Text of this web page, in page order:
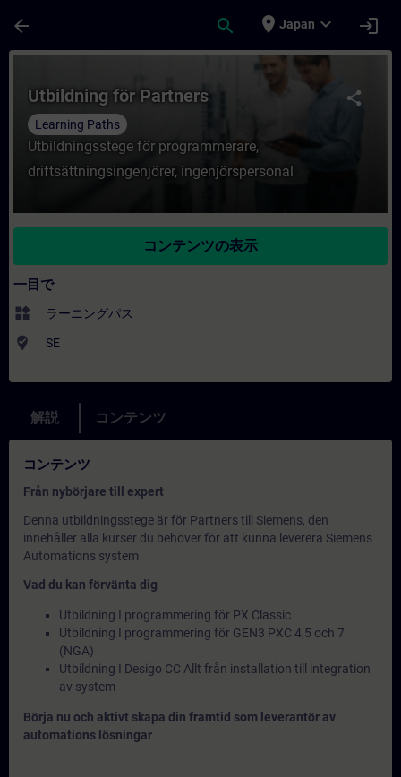
arrow_back search place Japan expand_more login
コース - Utbildning för Partners - トレー
share
Utbildning för Partners
Learning Paths
Utbildningsstege för programmerare,
driftsättningsingenjörer, ingenjörspersonal
コンテンツの表示
一目で
widgets ラーニングパス
where_to_vote SE
解説 コンテンツ
コンテンツ
Från nybörjare till expert
Denna utbildningsstege är för Partners till Siemens, den
innehåller alla kurser du behöver för att kunna leverera Siemens
Automations system
Vad du kan förvänta dig
Utbildning I programmering för PX Classic
Utbildning I programmering för GEN3 PXC 4,5 och 7
(NGA)
Utbildning I Desigo CC Allt från installation till integration
av system
Börja nu och aktivt skapa din framtid som leverantör av
automations lösningar